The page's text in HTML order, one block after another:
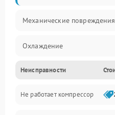
Механические повреждения
Охлаждение
Механика
Электропитание
Неисправности
Не работает компрессор